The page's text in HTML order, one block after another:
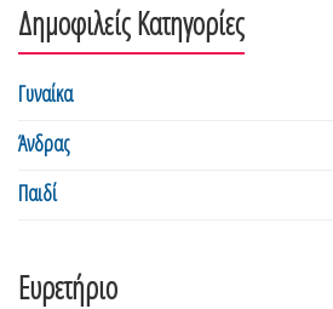
Δημοφιλείς Κατηγορίες
Γυναίκα
Άνδρας
Παιδί
Ευρετήριο